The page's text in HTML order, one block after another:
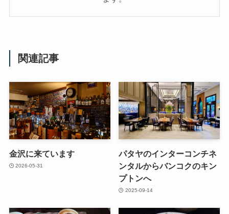
関連記事
金沢に来ています
2026-05-31
パタヤのインターコンチネ
ンタルからバンコクのキン
プトンへ
2025-09-14